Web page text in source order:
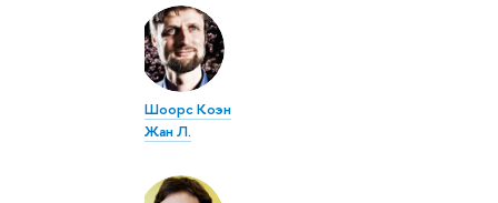
Шоорс Коэн
Жан Л.